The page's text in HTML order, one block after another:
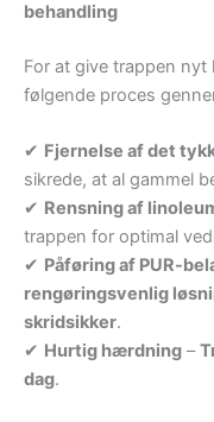
behandling
For at give trappen
følgende proces
✔ Fjernelse af det
sikrede, at al gammel
✔ Rensning af
trappen for optimal
✔ Påføring af PUR-
rengøringsvenlig
skridsikker.
✔ Hurtig hærdning –
dag.